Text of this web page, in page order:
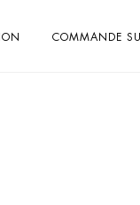
COMMANDE